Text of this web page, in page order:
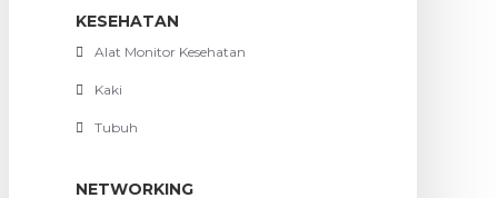
KESEHATAN
Alat Monitor Kesehatan
Kaki
Tubuh
NETWORKING